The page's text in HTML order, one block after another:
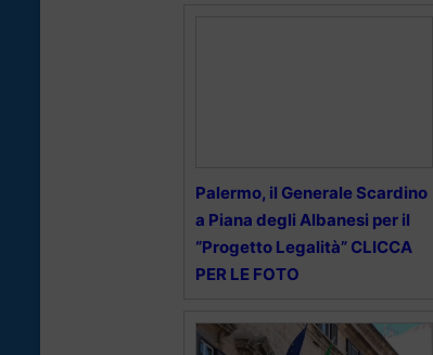
Palermo, il Generale Scardino
a Piana degli Albanesi per il
“Progetto Legalità” CLICCA
PER LE FOTO